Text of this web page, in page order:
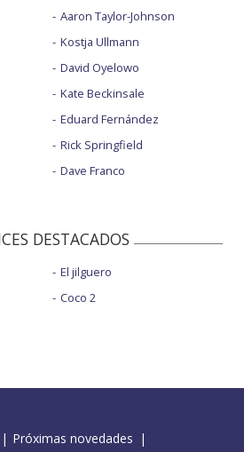
Aaron Taylor-Johnson
Kostja Ullmann
David Oyelowo
Kate Beckinsale
Eduard Fernández
Rick Springfield
Dave Franco
DESTACADOS
El jilguero
Coco 2
Próximas novedades